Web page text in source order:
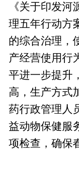
《关于印发
理五年行动方
的综合治理，
产经营使用行
平进一步提升
高，生产方式
药行政管理人
益动物保健服
项检查，确保